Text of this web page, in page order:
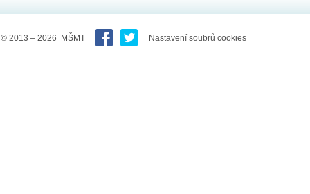
© 2013 – 2026 MŠMT Nastavení soubrů cookies